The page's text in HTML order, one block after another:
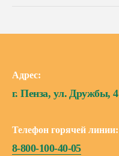
Адрес:
г. Пенза, ул. Дружбы, 4
Телефон горячей линии:
8-800-100-40-05